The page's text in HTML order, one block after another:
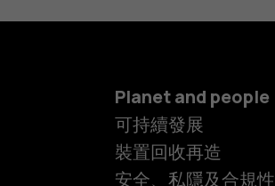
Planet and people
可持續發展
裝置回收再造
安全、私隱及合規性